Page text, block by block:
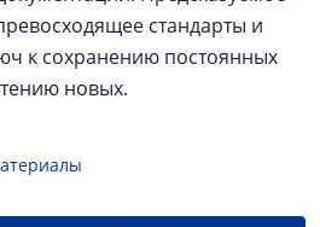
стандарты и
к сохранению постоянных
новых.